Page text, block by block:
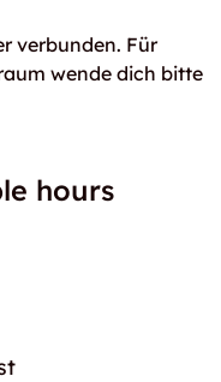
verbunden. Für
wende dich bitte
hours